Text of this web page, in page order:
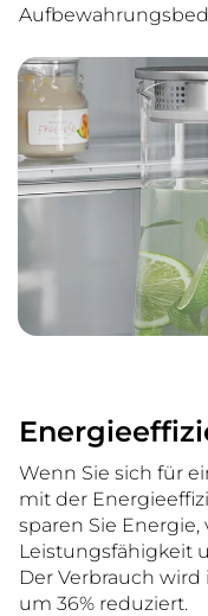
Wenn Sie sich für
mit der
sparen Sie Energie,
Leistungsfähigkeit
Der Verbrauch wird
um 36% reduziert.